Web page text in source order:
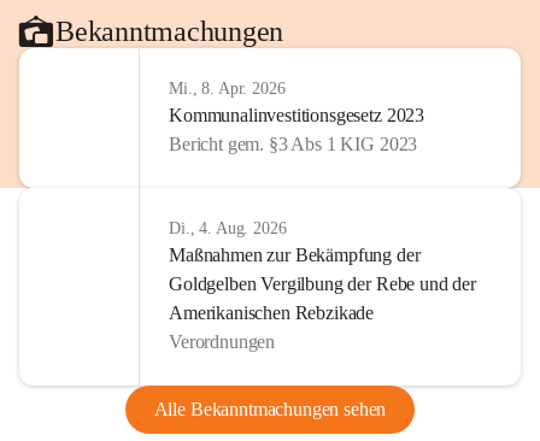
Bekanntmachungen
Mi., 8. Apr. 2026
Kommunalinvestitionsgesetz 2023
Bericht gem. §3 Abs 1 KIG 2023
Di., 4. Aug. 2026
Maßnahmen zur Bekämpfung der
Goldgelben Vergilbung der Rebe und der
Amerikanischen Rebzikade
Verordnungen
Alle Bekanntmachungen sehen